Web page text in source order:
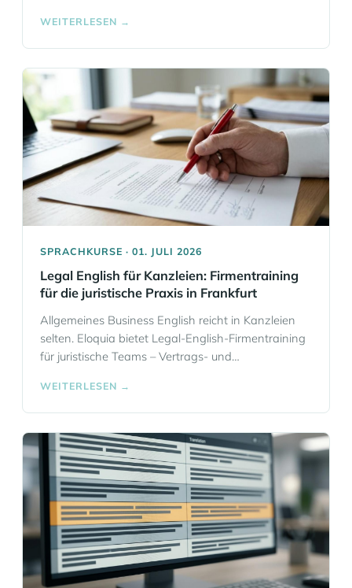
Frankfurt – plus konkrete Tipps zur Vorbereitung.
WEITERLESEN →
SPRACHKURSE · 01. JULI 2026
Legal English für Kanzleien: Firmentraining
für die juristische Praxis in Frankfurt
Allgemeines Business English reicht in Kanzleien
selten. Eloquia bietet Legal-English-Firmentraining
für juristische Teams – Vertrags- und
Compliance, IP/IT, Litigation & Co., flexibel als 1:1,
Kleingruppe oder Workshop von A2 bis C2.
WEITERLESEN →